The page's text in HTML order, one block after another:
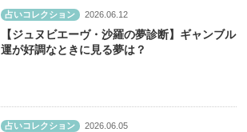
占いコレクション 2026.06.12
【ジュヌビエーヴ・沙羅の夢診断】ギャンブル
運が好調なときに見る夢は？
占いコレクション 2026.06.05